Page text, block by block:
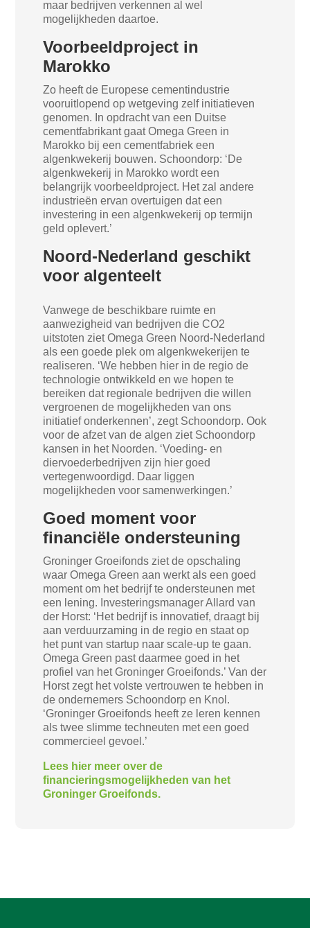
maar bedrijven verkennen al wel
mogelijkheden daartoe.
Voorbeeldproject in
Marokko
Zo heeft de Europese cementindustrie
vooruitlopend op wetgeving zelf initiatieven
genomen. In opdracht van een Duitse
cementfabrikant gaat Omega Green in
Marokko bij een cementfabriek een
algenkwekerij bouwen. Schoondorp: ‘De
algenkwekerij in Marokko wordt een
belangrijk voorbeeldproject. Het zal andere
industrieën ervan overtuigen dat een
investering in een algenkwekerij op termijn
geld oplevert.’
Noord-Nederland geschikt
voor algenteelt
Vanwege de beschikbare ruimte en
aanwezigheid van bedrijven die CO2
uitstoten ziet Omega Green Noord-Nederland
als een goede plek om algenkwekerijen te
realiseren. ‘We hebben hier in de regio de
technologie ontwikkeld en we hopen te
bereiken dat regionale bedrijven die willen
vergroenen de mogelijkheden van ons
initiatief onderkennen’, zegt Schoondorp. Ook
voor de afzet van de algen ziet Schoondorp
kansen in het Noorden. ‘Voeding- en
diervoederbedrijven zijn hier goed
vertegenwoordigd. Daar liggen
mogelijkheden voor samenwerkingen.’
Goed moment voor
financiële ondersteuning
Groninger Groeifonds ziet de opschaling
waar Omega Green aan werkt als een goed
moment om het bedrijf te ondersteunen met
een lening. Investeringsmanager Allard van
der Horst: ‘Het bedrijf is innovatief, draagt bij
aan verduurzaming in de regio en staat op
het punt van startup naar scale-up te gaan.
Omega Green past daarmee goed in het
profiel van het Groninger Groeifonds.’ Van der
Horst zegt het volste vertrouwen te hebben in
de ondernemers Schoondorp en Knol.
‘Groninger Groeifonds heeft ze leren kennen
als twee slimme techneuten met een goed
commercieel gevoel.’
Lees hier meer over de
financieringsmogelijkheden van het
Groninger Groeifonds.